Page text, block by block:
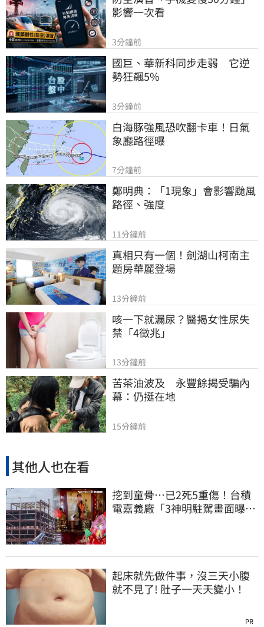
影響一次看
3分鐘前
國巨、華新科同步走弱　它逆
勢狂飆5%
3分鐘前
白海豚強風恐吹翻卡車！日氣
象廳路徑曝
7分鐘前
鄭明典：「1現象」會影響颱風
路徑、強度
11分鐘前
真相只有一個！劍湖山柯南主
題房華麗登場
13分鐘前
咳一下就漏尿？醫揭女性尿失
禁「4徵兆」
13分鐘前
苦茶油波及　永豐餘揭受騙內
幕：仍挺在地
15分鐘前
其他人也在看
挖到童骨…已2死5重傷！台積
電嘉義廠「3神明駐駕畫面曝
起床就先做件事，沒三天小腹
就不見了! 肚子一天天變小！
PR